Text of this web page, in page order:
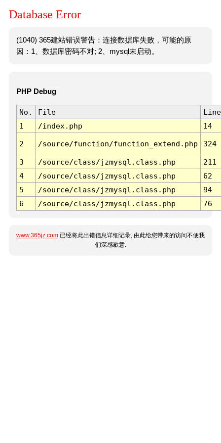
Database Error
(1040) 365建站错误警告：连接数据库失败，可能的原
因：1、数据库密码不对; 2、mysql未启动。
PHP Debug
No. File
Line
1
/index.php 14
2 /source/function/function_extend.php 324
3 /source/class/jzmysql.class.php
211
4
/source/class/jzmysql.class.php
62
5
/source/class/jzmysql.class.php
94
6
/source/class/jzmysql.class.php 76
www.365jz.com 已经将此出错信息详细记录, 由此给您带来的访问不便我
们深感歉意.